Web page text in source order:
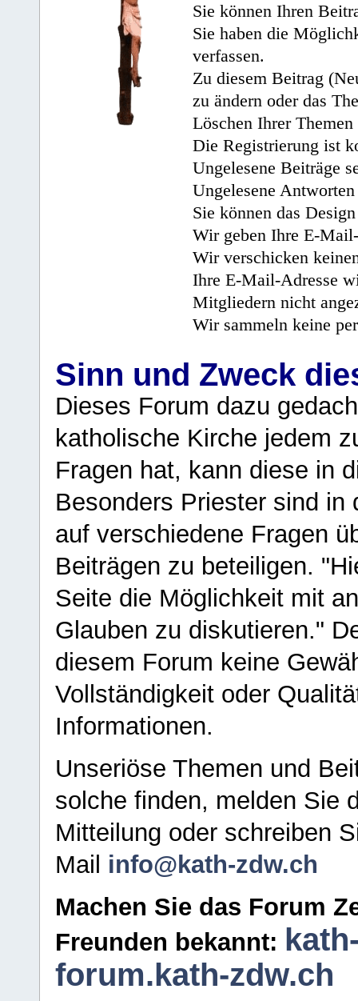
Sie können Ihren
Sie haben die
verfassen.
Zu diesem Beitrag
zu ändern oder das
Löschen Ihrer
Die Registrierung ist
Ungelesene Beiträge
Ungelesene
Sie können das
Wir geben Ihre E-
Wir verschicken
Ihre E-Mail-Adresse
Mitgliedern nicht
Wir sammeln keine
Sinn und Zweck
Dieses Forum dazu
katholische Kirche jedem
Fragen hat, kann diese in
Besonders Priester sind in
auf verschiedene Fragen
Beiträgen zu beteiligen.
Seite die Möglichkeit mit
Glauben zu diskutieren."
diesem Forum keine
Vollständigkeit oder
Informationen.
Unseriöse Themen und
solche finden, melden Sie
Mitteilung oder schreiben
Mail info@kath-zdw.ch
Machen Sie das Forum
Freunden bekannt:
forum.kath-zdw.ch